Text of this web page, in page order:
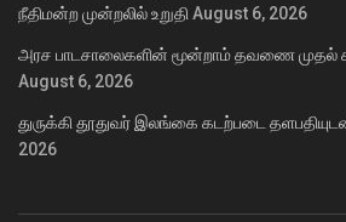
நீதிமன்ற முன்றலில் உறுதி August 6, 2026
அரச பாடசாலைகளின் மூன்றாம் தவணை முதல்
August 6, 2026
துருக்கி தூதுவர் இலங்கை கடற்படை தளபதியுடன்
2026